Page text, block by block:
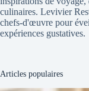
culinaires. Levivier
chefs-d'œuvre pour
expériences gustatives.
Articles populaires